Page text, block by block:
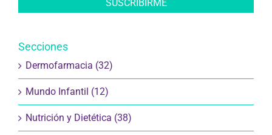
Secciones
Dermofarmacia (32)
Mundo Infantil (12)
Nutrición y Dietética (38)